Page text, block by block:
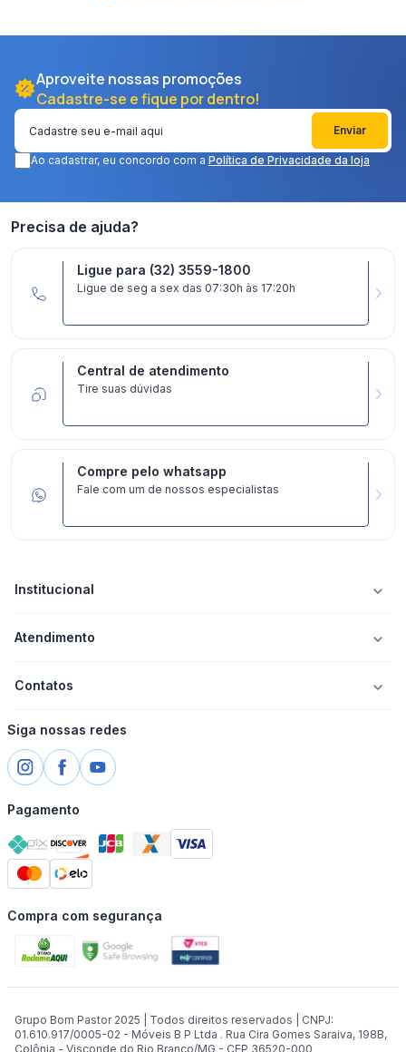
Aproveite nossas promoções
Cadastre-se e fique por dentro!
Enviar
Ao cadastrar, eu concordo com a Política de Privacidade da loja
Precisa de ajuda?
Ligue para (32) 3559-1800
Ligue de seg a sex das 07:30h às 17:20h
Central de atendimento
Tire suas dúvidas
Compre pelo whatsapp
Fale com um de nossos especialistas
Institucional
Atendimento
Contatos
Siga nossas redes
Pagamento
Compra com segurança
Grupo Bom Pastor 2025 | Todos direitos reservados | CNPJ:
01.610.917/0005-02 - Móveis B P Ltda . Rua Cira Gomes Saraiva, 198B,
Colônia - Visconde do Rio Branco/MG - CEP 36520-000